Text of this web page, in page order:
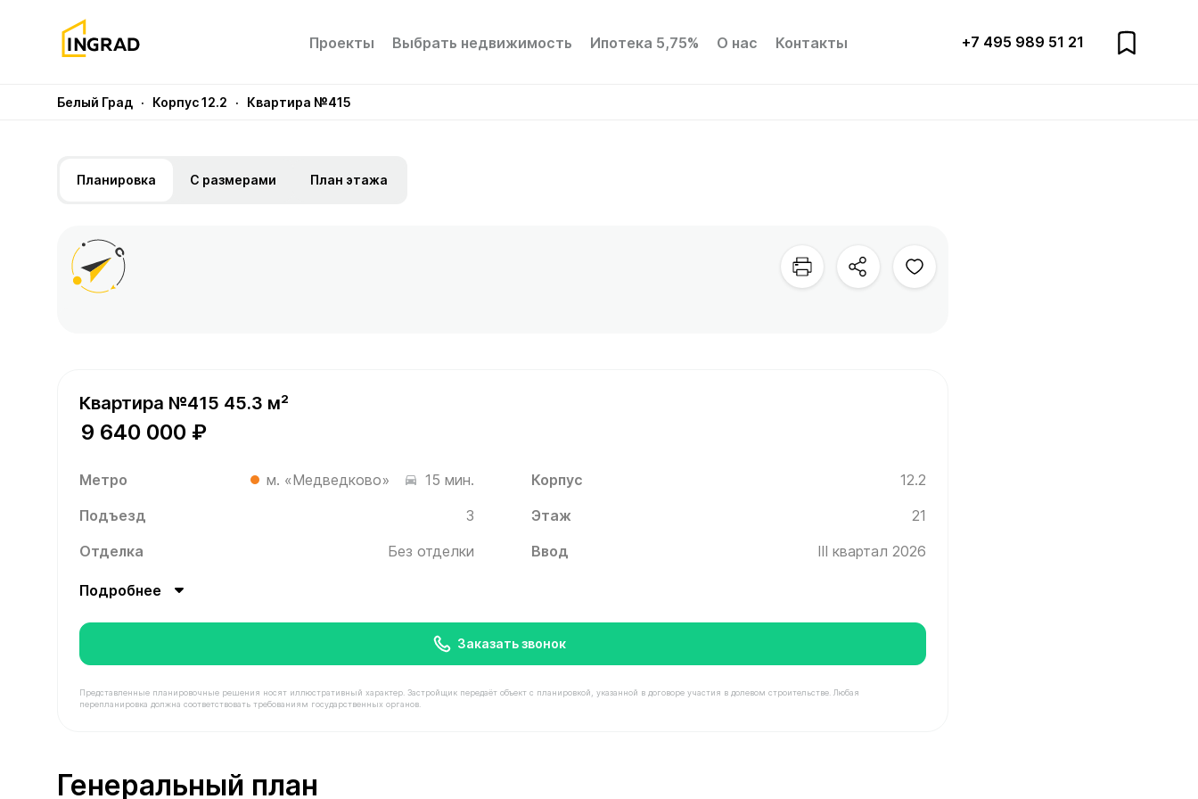
Проекты Выбрать недвижимость Ипотека 5,75% О нас Контакты +7 495 989 51 21
Белый Град · Корпус 12.2 · Квартира №415
Планировка С размерами План этажа
Квартира №415 45.3 м²
9 640 000 ₽
Метро м. «Медведково» 15 мин. Корпус 12.2
Подъезд 3 Этаж
21
Отделка
Без отделки Ввод III квартал 2026
Подробнее
Заказать звонок
Представленные планировочные решения носят иллюстративный характер. Застройщик передаёт объект с планировкой, указанной в договоре участия в долевом строительстве. Любая
перепланировка должна соответствовать требованиям государственных органов.
Генеральный план